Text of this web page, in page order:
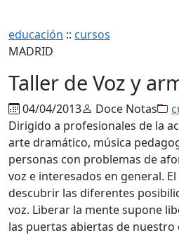
educación :: cursos
MADRID
Taller de Voz y
04/04/2013 Doce Notas
Dirigido a profesionales de la
arte dramático, música
personas con problemas de
voz e interesados en general.
descubrir las diferentes
voz. Liberar la mente supone
las puertas abiertas de